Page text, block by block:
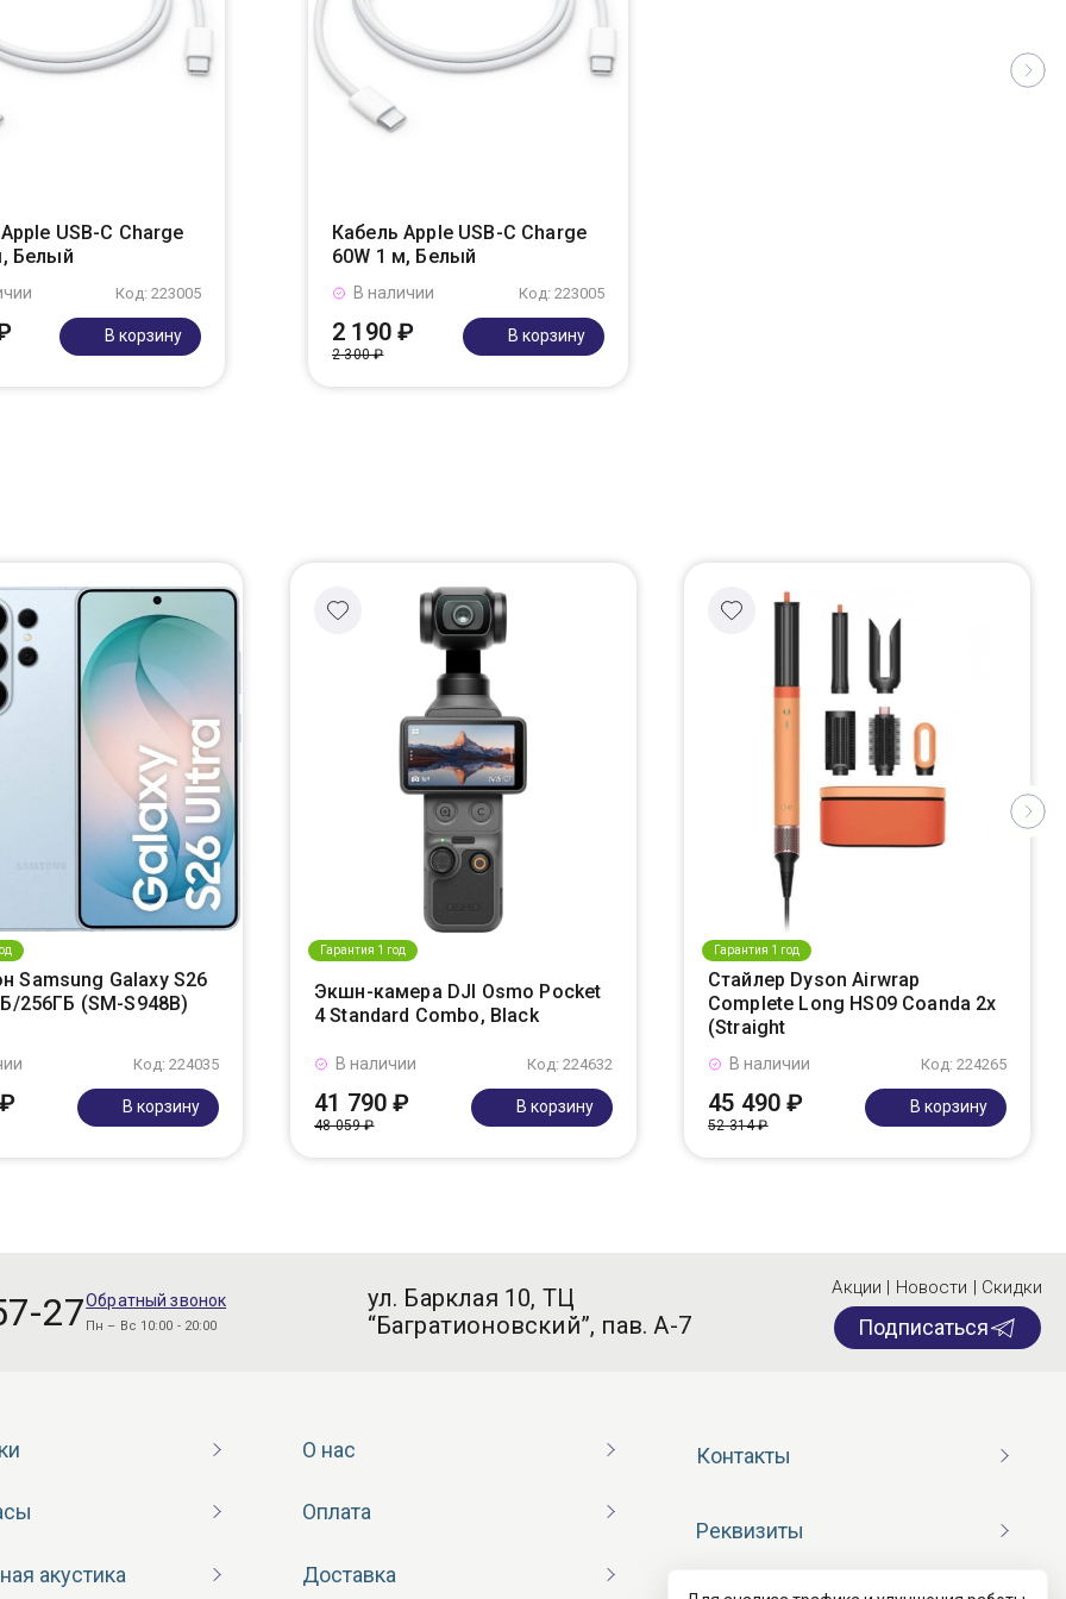
USB-C Charge
Белый
Код: 223005
В корзину
Кабель Apple USB-C Charge
60W 1 м, Белый
Код: 223005
В наличии
2 190 ₽
2 300 ₽
В корзину
Samsung Galaxy S26
256ГБ (SM-S948B)
Код: 224035
В корзину
Гарантия 1 год
Экшн-камера DJI Osmo Pocket
4 Standard Combo, Black
Код: 224632
В наличии
41 790 ₽
48 059 ₽
В корзину
Гарантия 1 год
Стайлер Dyson Airwrap
Complete Long HS09 Coanda 2x
(Straight
Код: 224265
В наличии
45 490 ₽
52 314 ₽
В корзину
27Обратный звонок
Пн – Вс 10:00 - 20:00
ул. Барклая 10, ТЦ
“Багратионовский”, пав. А-7
Акции | Новости | Скидки
Подписаться
акустика
О нас
Оплата
Доставка
Контакты
Реквизиты